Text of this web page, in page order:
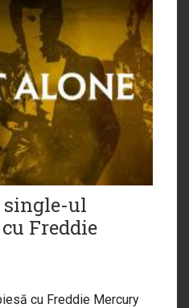
single-ul
Freddie
cu Freddie Mercury